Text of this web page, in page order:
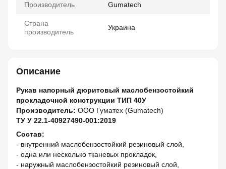
Производитель Gumatech
Страна
производитель
Украина
Описание
Рукав напорный дюритовый маслобензостойкий
прокладочной конструкции ТИП 40У
Производитель: ООО Гуматех (Gumatech)
ТУ У 22.1-40927490-001:2019
Состав:
- внутренний маслобензостойкий резиновый слой,
- одна или несколько тканевых прокладок,
- наружный маслобензостойкий резиновый слой,